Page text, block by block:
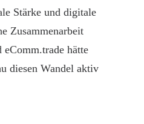
Stärke und digitale
Zusammenarbeit
eComm.trade hätte
diesen Wandel aktiv